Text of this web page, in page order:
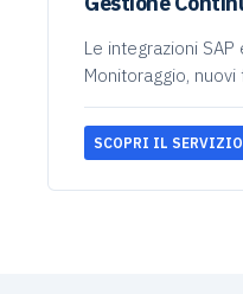
Le integrazioni SAP
Monitoraggio,
SCOPRI IL SERVIZIO